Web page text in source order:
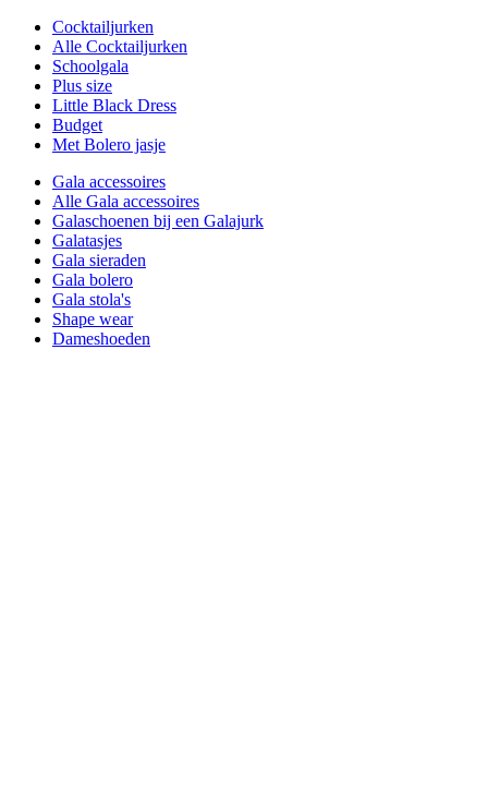
Cocktailjurken
Alle Cocktailjurken
Schoolgala
Plus size
Little Black Dress
Budget
Met Bolero jasje
Gala accessoires
Alle Gala accessoires
Galaschoenen bij een Galajurk
Galatasjes
Gala sieraden
Gala bolero
Gala stola's
Shape wear
Dameshoeden